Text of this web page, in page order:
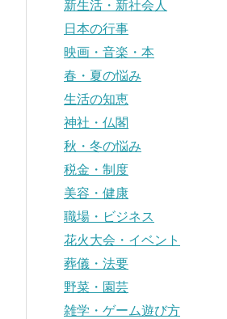
新生活・新社会人
日本の行事
映画・音楽・本
春・夏の悩み
生活の知恵
神社・仏閣
秋・冬の悩み
税金・制度
美容・健康
職場・ビジネス
花火大会・イベント
葬儀・法要
野菜・園芸
雑学・ゲーム遊び方